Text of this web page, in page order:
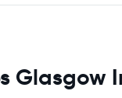
Glasgow